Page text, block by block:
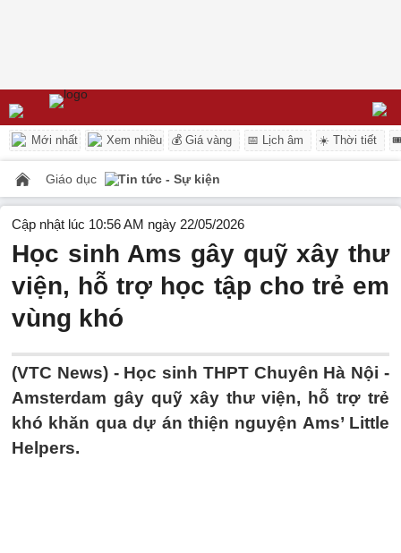
Mới nhất Xem nhiều 💰 Giá vàng 📅 Lịch âm ☀️ Thời tiết
Giáo dục Tin tức - Sự kiện
Cập nhật lúc 10:56 AM ngày 22/05/2026
Học sinh Ams gây quỹ xây thư
viện, hỗ trợ học tập cho trẻ em
vùng khó
(VTC News) - Học sinh THPT Chuyên Hà Nội -
Amsterdam gây quỹ xây thư viện, hỗ trợ trẻ
khó khăn qua dự án thiện nguyện Ams’ Little
Helpers.